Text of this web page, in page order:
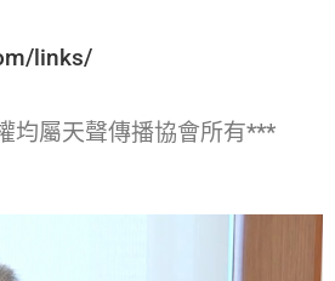
links/
均屬天聲傳播協會所有***